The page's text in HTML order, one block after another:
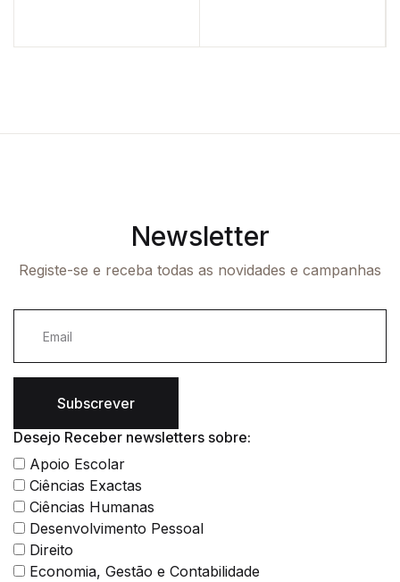
Newsletter
Registe-se e receba todas as novidades e campanhas
Subscrever
Desejo Receber newsletters sobre:
Apoio Escolar
Ciências Exactas
Ciências Humanas
Desenvolvimento Pessoal
Direito
Economia, Gestão e Contabilidade